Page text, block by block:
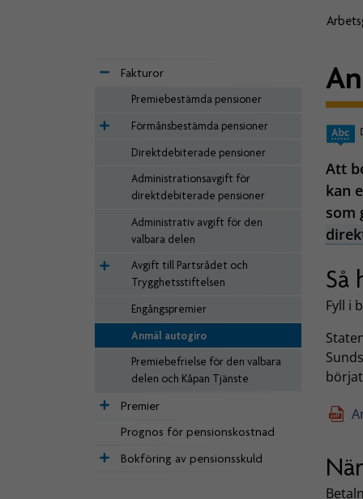
Fakturor
Premiebestämda pensioner
Förmånsbestämda pensioner
Direktdebiterade pensioner
Administrationsavgift för
direktdebiterade pensioner
Administrativ avgift för den
valbara delen
Avgift till Partsrådet och
Trygghetsstiftelsen
Engångspremier
Anmäl autogiro
Premiebefrielse för den valbara
delen och Kåpan Tjänste
Premier
Prognos för pensionskostnad
Bokföring av pensionsskuld
Att
kan
som
Så
Fyll i